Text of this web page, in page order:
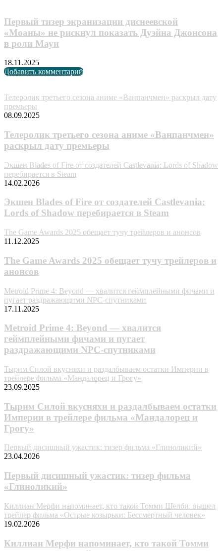
Первый тизер экранизации диснеевской
«Моаны» не рискнул показать Дуэйна Джонсона
в роли Мауи
18.11.2025
Добавить комментарий
Телеролик третьего сезона аниме «Ванпанчмен» раскрыл дату
премьеры
08.09.2025
Телеролик третьего сезона аниме «Ванпанчмен»
раскрыл дату премьеры
Экшен Blades of Fire от создателей Castlevania: Lords of Shadow
перебирается в Steam
14.02.2026
Экшен Blades of Fire от создателей Castlevania:
Lords of Shadow перебирается в Steam
The Game Awards 2025 обещает тучу трейлеров и анонсов
11.12.2025
The Game Awards 2025 обещает тучу трейлеров и
анонсов
Metroid Prime 4: Beyond — хвалится геймплейными фичами и
пугает раздражающими NPC-спутниками
17.11.2025
Metroid Prime 4: Beyond — хвалится
геймплейными фичами и пугает
раздражающими NPC-спутниками
Тырим Силой вкусняхи и раздалбываем остатки Империи в
трейлере фильма «Мандалорец и Грогу»
23.09.2025
Тырим Силой вкусняхи и раздалбываем остатки
Империи в трейлере фильма «Мандалорец и
Грогу»
Первый дисишный ужастик: тизер фильма «Глиноликий»
23.04.2026
Первый дисишный ужастик: тизер фильма
«Глиноликий»
Киллиан Мерфи напоминает, кто такой Томми Шелби: вышел
трейлер фильма «Острые козырьки: Бессмертный человек»
19.02.2026
Киллиан Мерфи напоминает, кто такой Томми